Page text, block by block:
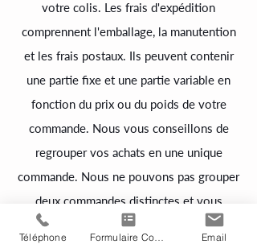
votre colis. Les frais d'expédition
comprennent l'emballage, la manutention
et les frais postaux. Ils peuvent contenir
une partie fixe et une partie variable en
fonction du prix ou du poids de votre
commande. Nous vous conseillons de
regrouper vos achats en une unique
commande. Nous ne pouvons pas grouper
deux commandes distinctes et vous
devrez vous acquitter des frais de port
Téléphone Email